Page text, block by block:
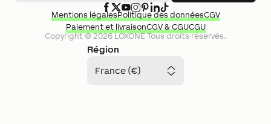
Région
France (€)
Copyright ©2026LOXONETous droits réservés.
Mentions légalesPolitique des donnéesCGV
Paiement et livraisonCGV & CGUCGU